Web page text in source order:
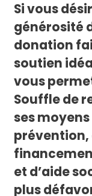
Si vous
générosité
donation
soutien
vous
Souffle de
ses
prévention,
et d’aide
plus